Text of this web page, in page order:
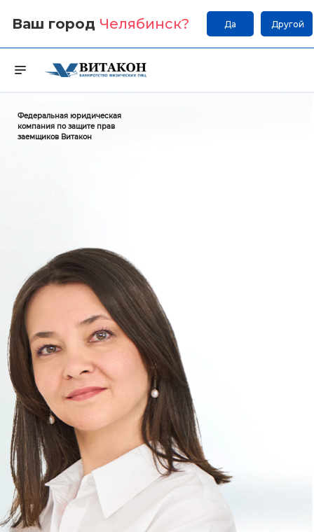
Ваш город Челябинск? Да Другой
Федеральная юридическая
компания по защите прав
заемщиков Витакон